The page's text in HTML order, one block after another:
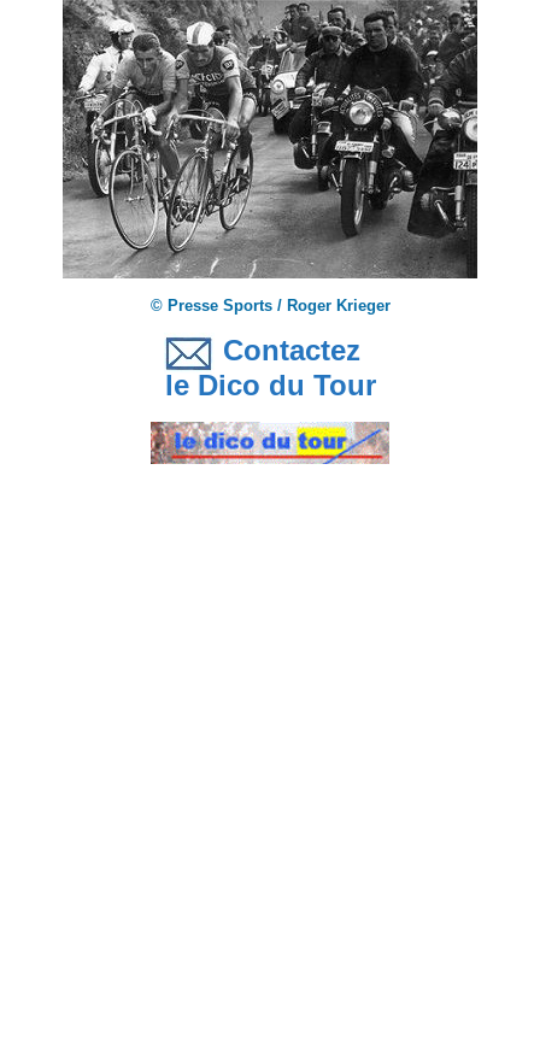
© Presse Sports / Roger Krieger
Contactez
le Dico du Tour